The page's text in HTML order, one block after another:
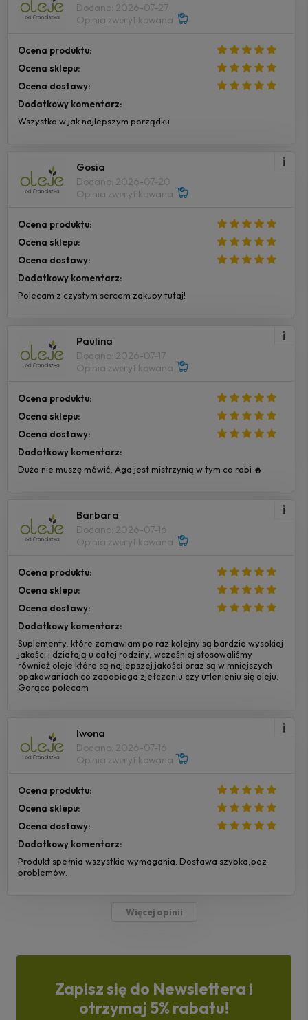
Dodano: 2026-07-27
Opinia zweryfikowana
Ocena produktu:
Ocena sklepu:
Ocena dostawy:
Dodatkowy komentarz:
Wszystko w jak najlepszym porządku
Gosia
Dodano: 2026-07-20
Opinia zweryfikowana
Ocena produktu:
Ocena sklepu:
Ocena dostawy:
Dodatkowy komentarz:
Polecam z czystym sercem zakupy tutaj!
Paulina
Dodano: 2026-07-17
Opinia zweryfikowana
Ocena produktu:
Ocena sklepu:
Ocena dostawy:
Dodatkowy komentarz:
Dużo nie muszę mówić, Aga jest mistrzynią w tym co robi 🔥
Barbara
Dodano: 2026-07-16
Opinia zweryfikowana
Ocena produktu:
Ocena sklepu:
Ocena dostawy:
Dodatkowy komentarz:
Suplementy, które zamawiam po raz kolejny są bardzie wysokiej
jakości i działają u całej rodziny, wcześniej stosowaliśmy
również oleje które są najlepszej jakości oraz są w mniejszych
opakowaniach co zapobiega zjełczeniu czy utlenieniu się oleju.
Gorąco polecam
Iwona
Dodano: 2026-07-16
Opinia zweryfikowana
Ocena produktu:
Ocena sklepu:
Ocena dostawy:
Dodatkowy komentarz:
Produkt spełnia wszystkie wymagania. Dostawa szybka,bez
problemów.
Więcej opinii
Zapisz się do Newslettera i
otrzymaj 5% rabatu!